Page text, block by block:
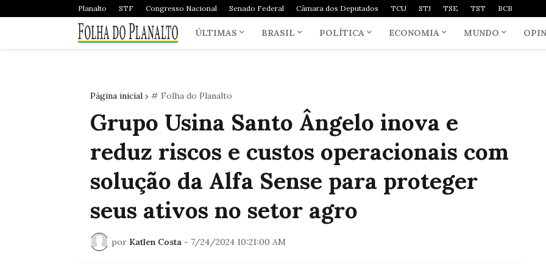
Planalto STF Congresso Nacional Senado Federal Câmara dos Deputados TCU STJ TSE TST BCB
ÚLTIMAS BRASIL POLÍTICA ECONOMIA MUNDO
Página inicial # Folha do Planalto
Grupo Usina Santo Ângelo inova e
reduz riscos e custos operacionais com
solução da Alfa Sense para proteger
seus ativos no setor agro
por Katlen Costa - 7/24/2024 10:21:00 AM